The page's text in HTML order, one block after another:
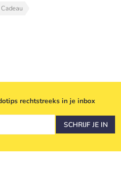
rechtstreeks in je inbox
SCHRIJF JE IN